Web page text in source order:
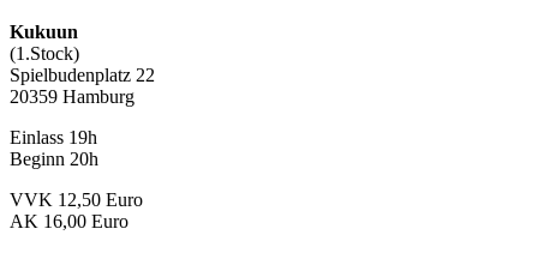
Kukuun
(1.Stock)
Spielbudenplatz 22
20359 Hamburg
Einlass 19h
Beginn 20h
VVK 12,50 Euro
AK 16,00 Euro